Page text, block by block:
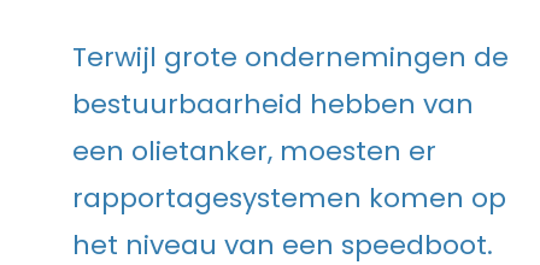
Terwijl grote ondernemingen de
bestuurbaarheid hebben van
een olietanker, moesten er
rapportagesystemen komen op
het niveau van een speedboot.